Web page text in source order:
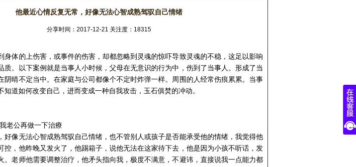
他最近心情反复无常，好像无法心智成熟驾驭自己情绪
分享时间：2017-12-21 关注度：18315
身体的上伤害，或事件的伤害，却都忽略到灵魂的惊吓导致灵魂的不稳，这足以影响
质。以下案例就是当事人小时候，父母在无意识的行为中，伤到了当事人。形成了当
阴晴不定当中。在家庭与公司都像个不定时炸弹一样。周围的人经常伤痕累累。当事
知道如何改变自己，进而变成一种自我攻击，玉石俱焚的冲动。
老公再做一下治療
好像无法心智成熟驾驭自己情绪，也不管别人或孩子是否能承受他的情绪，我觉得他
控，他昨晚又发火了，他踢箱子，说他无法在这家待下去，他是因为小孩不听话，发
。老师他需要调整治疗，他矛头指向我，极度不满意，不避讳，直接说我一点能力都